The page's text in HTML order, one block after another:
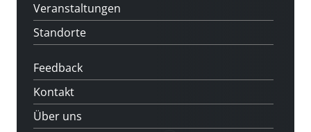
Veranstaltungen
Standorte
Feedback
Kontakt
Über uns